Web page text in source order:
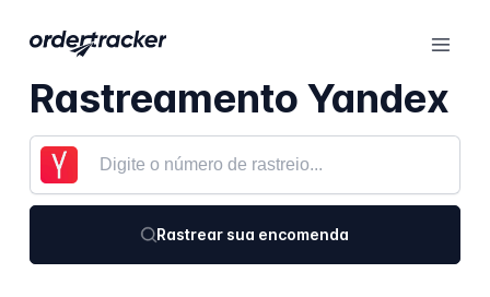
Rastreamento Yandex
Rastrear sua encomenda